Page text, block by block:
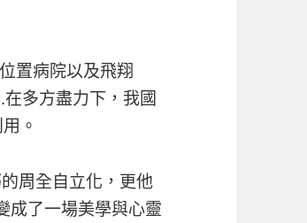
置病院以及飛翔
多方盡力下，我國
。
周全自立化，更他
成了一場美學與心靈